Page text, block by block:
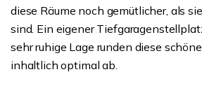
diese Räume noch gemütlicher, als
sind. Ein eigener
sehr ruhige Lage runden diese
inhaltlich optimal ab.